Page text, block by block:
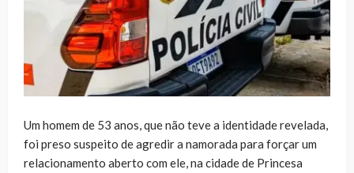
Um homem de 53 anos, que não teve a identidade revelada,
foi preso suspeito de agredir a namorada para forçar um
relacionamento aberto com ele, na cidade de Princesa